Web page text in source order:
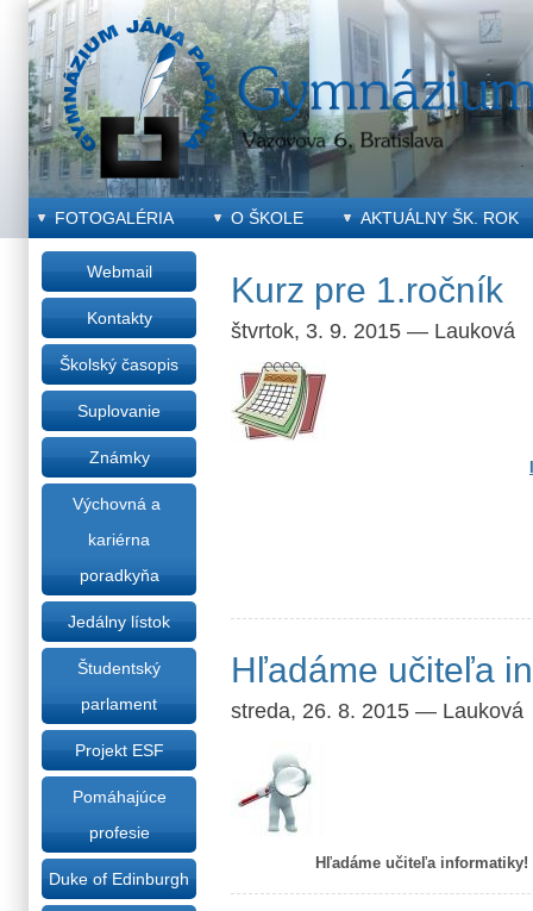
FOTOGALÉRIA O ŠKOLE AKTUÁLNY ŠK. ROK
Kurz pre 1.ročník
štvrtok, 3. 9. 2015 — Lauková
Hľadáme učiteľa
streda, 26. 8. 2015 — Lauková
Hľadáme učiteľa
Webmail
Kontakty
Školský časopis
Suplovanie
Známky
Výchovná a
kariérna
poradkyňa
Jedálny lístok
Študentský
parlament
Projekt ESF
Pomáhajúce
profesie
Duke of Edinburgh